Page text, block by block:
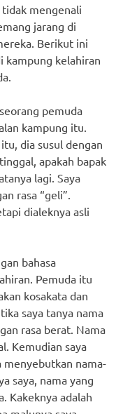
tidak mengenali
jarang di
Berikut ini
kampung kelahiran
pemuda
kampung itu.
dia susul dengan
apakah bapak
lagi. Saya
rasa “geli”.
dialeknya asli
bahasa
Pemuda itu
kosakata dan
saya tanya nama
rasa berat. Nama
Kemudian saya
menyebutkan nama-
saya, nama yang
Kakeknya adalah